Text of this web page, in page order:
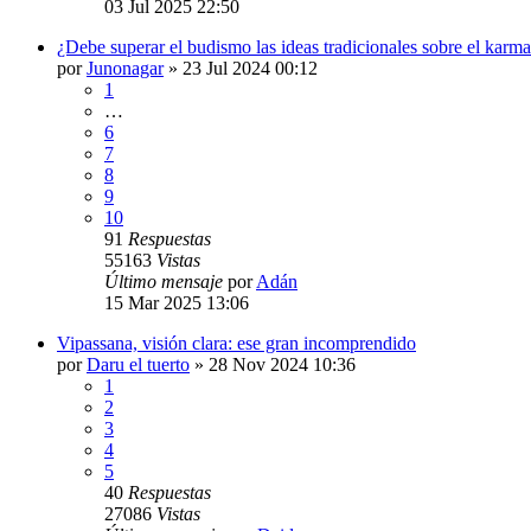
03 Jul 2025 22:50
¿Debe superar el budismo las ideas tradicionales sobre el
porJunonagar» 23 Jul 2024 00:12
1
…
6
7
8
9
10
91 Respuestas
55163 Vistas
Último mensaje porAdán
15 Mar 2025 13:06
Vipassana, visión clara: ese gran incomprendido
porDaru el tuerto » 28 Nov 2024 10:36
1
2
3
4
5
40 Respuestas
27086 Vistas